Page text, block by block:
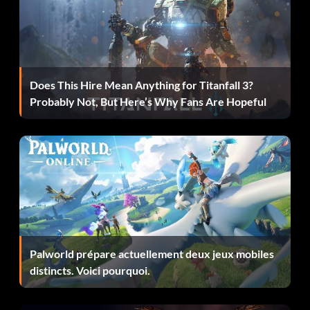
Récompense : 10 points
Objective: Assault the shipping company. Complete
“Return to Sender” on any difficulty.
Back Seat Driver
Récompense : 10 points
Objective: Track down Volk. Complete “Bag and Drag” on
any difficulty.
We’ll Always Have Paris
Récompense : 10 points
Objective: Escape Paris with Volk. Complete “Iron Lady”
Does This Hire Mean Anything for Titanfall 3?
Probably Not, But Here’s Why Fans Are Hopeful
Palworld prépare actuellement deux jeux mobiles
distincts. Voici pourquoi.